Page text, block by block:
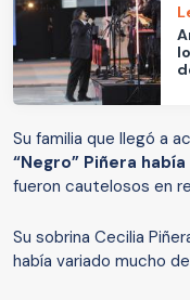
Su familia que llegó a
“Negro” Piñera
fueron cautelosos en
Su sobrina Cecilia
había variado mucho